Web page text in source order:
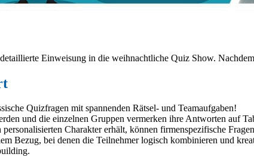
Einweisung in die weihnachtliche Quiz Show.
Quizfragen mit spannenden Rätsel- und Teamaufgaben!
und die einzelnen Gruppen vermerken ihre Antworten auf
Charakter erhält, können firmenspezifische
Bezug, bei denen die Teilnehmer logisch kombinieren und